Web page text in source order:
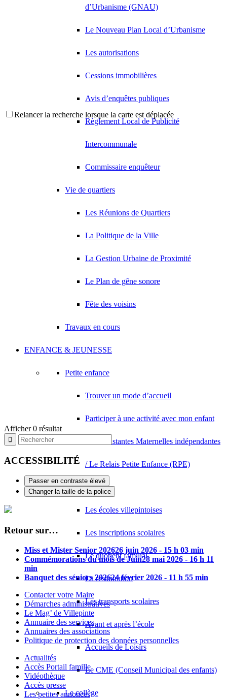
d’Urbanisme (GNAU)
Le Nouveau Plan Local d’Urbanisme
Les autorisations
Cessions immobilières
Avis d’enquêtes publiques
Règlement Local de Publicité
Intercommunale
Commissaire enquêteur
Vie de quartiers
Les Réunions de Quartiers
La Politique de la Ville
La Gestion Urbaine de Proximité
Le Plan de gêne sonore
Fête des voisins
Travaux en cours
ENFANCE & JEUNESSE
Petite enfance
Trouver un mode d’accueil
Participer à une activité avec mon enfant
Les Assistantes Maternelles indépendantes
/ Le Relais Petite Enfance (RPE)
Enfance
Les écoles villepintoises
Les inscriptions scolaires
Le quotient familial
La restauration
Les transports scolaires
Avant et après l’école
Accueils de Loisirs
Le CME (Conseil Municipal des enfants)
Le collège
Relancer la recherche lorsque la carte est déplacée
Afficher 0 résultat
ACCESSIBILITÉ
Passer en contraste élevé
Changer la taille de la police
Retour sur…
Miss et Mister Senior 202626 juin 2026 - 15 h 03 min
Commémorations du mois de Juin28 mai 2026 - 16 h 11
min
Banquet des séniors 202624 février 2026 - 11 h 55 min
Contacter votre Maire
Démarches administratives
Le Mag’ de Villepinte
Annuaire des services
Annuaires des associations
Politique de protection des données personnelles
Actualités
Accès Portail famille
Vidéothèque
Accès presse
Les petites annonces